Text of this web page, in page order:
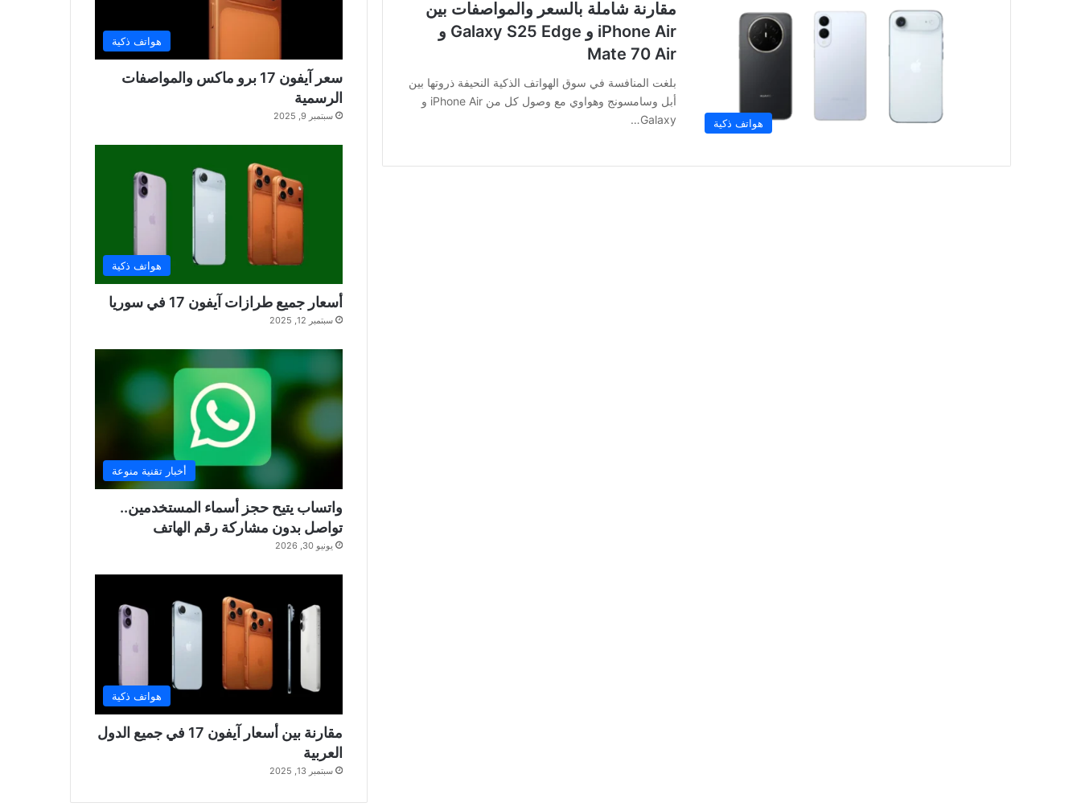
هواتف ذكية
مقارنة شاملة بالسعر والمواصفات بين
iPhone Air و Galaxy S25 Edge و
Mate 70 Air
بلغت المنافسة في سوق الهواتف الذكية النحيفة ذروتها بين
أبل وسامسونج وهواوي مع وصول كل من iPhone Air و
Galaxy…
هواتف ذكية
سعر آيفون 17 برو ماكس والمواصفات
الرسمية
سبتمبر 9, 2025
هواتف ذكية
أسعار جميع طرازات آيفون 17 في سوريا
سبتمبر 12, 2025
أخبار تقنية منوعة
واتساب يتيح حجز أسماء المستخدمين..
تواصل بدون مشاركة رقم الهاتف
يونيو 30, 2026
هواتف ذكية
مقارنة بين أسعار آيفون 17 في جميع الدول
العربية
سبتمبر 13, 2025